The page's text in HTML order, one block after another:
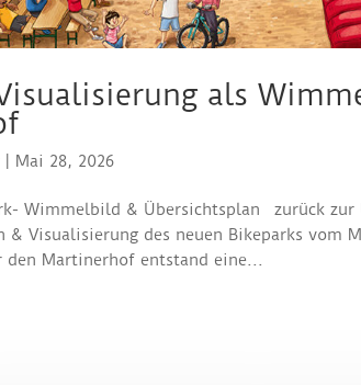
als
Mai 28, 2026
Wimmelbild & Übersichtsplan zurück zur
& Visualisierung des neuen Bikeparks
den Martinerhof entstand eine...